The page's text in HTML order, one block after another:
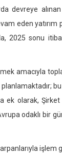
devreye
eden yatırım
2025 sonu
amacıyla
ek olarak,
odaklı bir
işlem